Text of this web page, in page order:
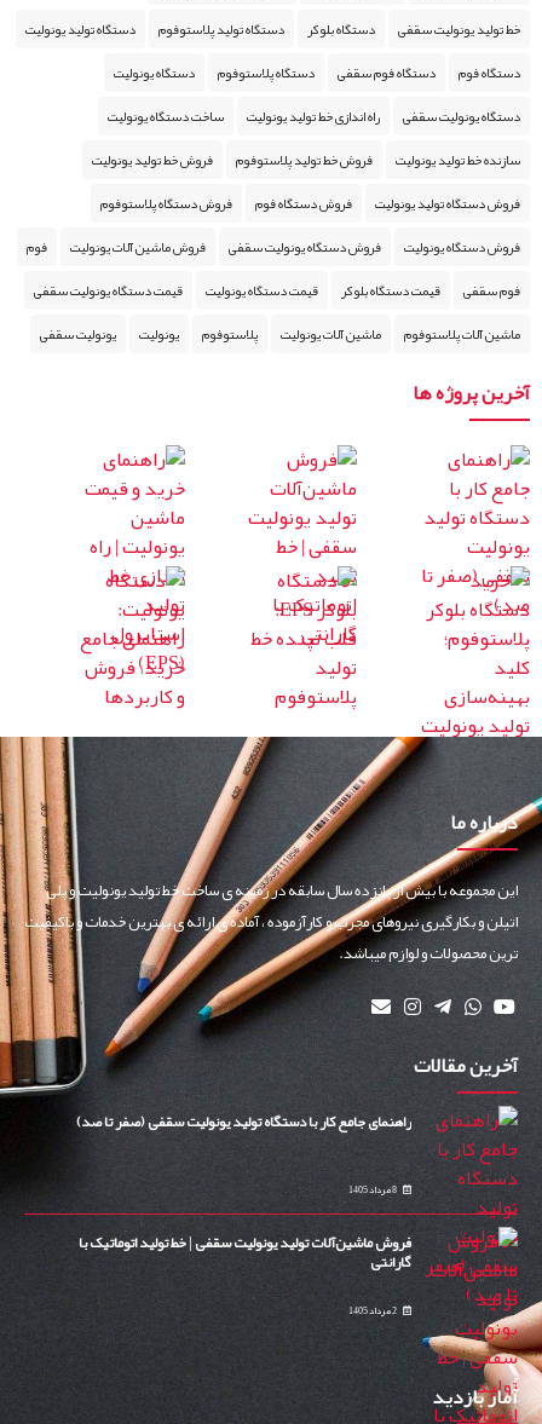
خط تولید یونولیت سقفی
دستگاه بلوکر دستگاه تولید پلاستوفوم
دستگاه تولید یونولیت
دستگاه فوم
دستگاه فوم سقفی دستگاه پلاستوفوم
دستگاه یونولیت
دستگاه یونولیت سقفی
راه اندازی خط تولید یونولیت
ساخت دستگاه یونولیت
سازنده خط تولید یونولیت
فروش خط تولید پلاستوفوم
فروش خط تولید یونولیت
فروش دستگاه تولید یونولیت
فروش دستگاه فوم
فروش دستگاه پلاستوفوم
فروش دستگاه یونولیت
فروش دستگاه یونولیت سقفی فروش ماشین آلات یونولیت
فوم
فوم سقفی
قیمت دستگاه بلوکر قیمت دستگاه یونولیت
قیمت دستگاه یونولیت سقفی
ماشین آلات پلاستوفوم
ماشین آلات یونولیت پلاستوفوم یونولیت یونولیت سقفی
آخرین پروژه ها
درباره ما
این مجموعه با بیش از پانزده سال سابقه در زمینه ی ساخت خط تولید یونولیت و پلی
اتیلن و بکارگیری نیروهای مجرب و کارآزموده ، آماده ی ارائه ی بهترین خدمات و باکیفیت
ترین محصولات و لوازم میباشد.
آخرین مقالات
راهنمای جامع کار با دستگاه تولید یونولیت سقفی (صفر تا صد)
8 مرداد 1405
فروش ماشین‌آلات تولید یونولیت سقفی | خط تولید اتوماتیک با
گارانتی
2 مرداد 1405
آمار بازدید